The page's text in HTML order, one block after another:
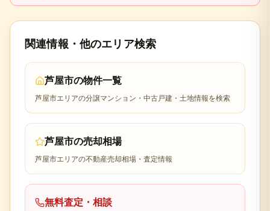
関連情報・他のエリア検索
芦屋市の物件一覧
芦屋市エリアの分譲マンション・中古戸建・土地情報を検索
芦屋市の売却相場
芦屋市エリアの不動産売却相場・査定情報
無料査定・相談